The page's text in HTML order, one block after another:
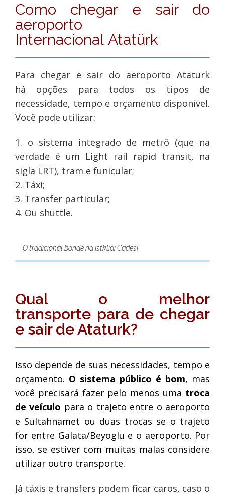
Como chegar e sair do
aeroporto
Internacional Atatürk
Para chegar e sair do aeroporto Atatürk
há opções para todos os tipos de
necessidade, tempo e orçamento disponível.
Você pode utilizar:
1. o sistema integrado de metrô (que na
verdade é um Light rail rapid transit, na
sigla LRT), tram e funicular;
2. Táxi;
3. Transfer particular;
4. Ou shuttle.
O tradicional bonde na Istkliai Cadesi
Qual o melhor
transporte para de chegar
e sair de Ataturk?
Isso depende de suas necessidades, tempo e
orçamento. O sistema público é bom, mas
você precisará fazer pelo menos uma troca
de veículo para o trajeto entre o aeroporto
e Sultahnamet ou duas trocas se o trajeto
for entre Galata/Beyoglu e o aeroporto. Por
isso, se estiver com muitas malas considere
utilizar outro transporte.
Já táxis e transfers podem ficar caros, caso o